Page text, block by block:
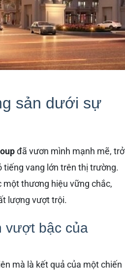
sản dưới sự
đã vươn mình mạnh mẽ, trở
vang lớn trên thị trường.
một thương hiệu vững chắc,
lượng vượt trội.
vượt bậc của
mà là kết quả của một chiến